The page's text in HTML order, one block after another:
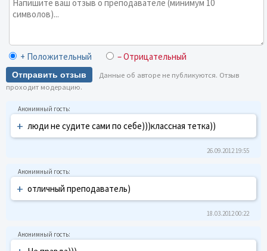
+ Положительный – Отрицательный
Отправить отзыв
Данные об авторе не публикуются. Отзыв
проходит модерацию.
+ люди не судите сами по себе)))классная тетка))
26.09.2012 19:55
+ отличный преподаватель)
18.03.2012 00:22